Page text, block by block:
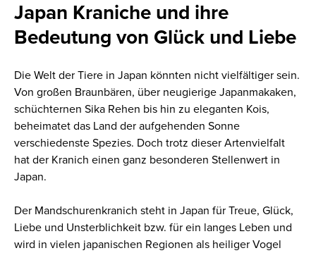
Japan Kraniche und ihre
Bedeutung von Glück und Liebe
Die Welt der Tiere in Japan könnten nicht vielfältiger sein.
Von großen Braunbären, über neugierige Japanmakaken,
schüchternen Sika Rehen bis hin zu eleganten Kois,
beheimatet das Land der aufgehenden Sonne
verschiedenste Spezies. Doch trotz dieser Artenvielfalt
hat der Kranich einen ganz besonderen Stellenwert in
Japan.
Der Mandschurenkranich steht in Japan für Treue, Glück,
Liebe und Unsterblichkeit bzw. für ein langes Leben und
wird in vielen japanischen Regionen als heiliger Vogel